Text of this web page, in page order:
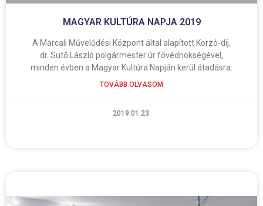
MAGYAR KULTÚRA NAPJA 2019
A Marcali Művelődési Központ által alapított Korzó-díj,
dr. Sütő László polgármester úr fővédnökségével,
minden évben a Magyar Kultúra Napján kerül átadásra.
TOVÁBB OLVASOM
2019.01.23.